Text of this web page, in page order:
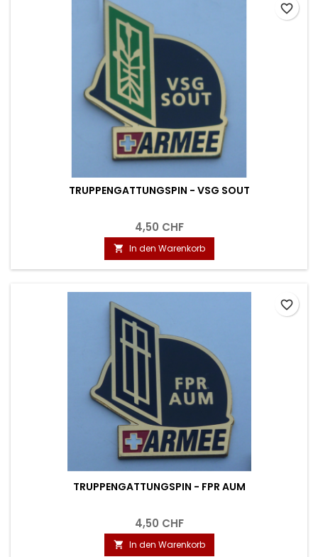
TRUPPENGATTUNGSPIN - VSG SOUT
4,50 CHF
 In den Warenkorb
favorite_border
TRUPPENGATTUNGSPIN - FPR AUM
4,50 CHF
 In den Warenkorb
favorite_border